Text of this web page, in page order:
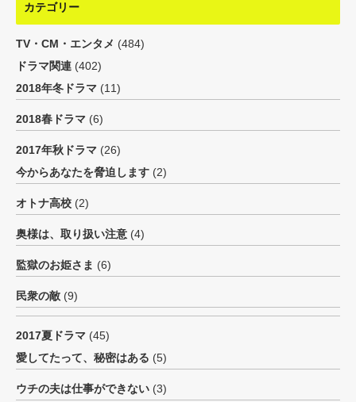
カテゴリー
TV・CM・エンタメ (484)
ドラマ関連 (402)
2018年冬ドラマ (11)
2018春ドラマ (6)
2017年秋ドラマ (26)
今からあなたを脅迫します (2)
オトナ高校 (2)
奥様は、取り扱い注意 (4)
監獄のお姫さま (6)
民衆の敵 (9)
2017夏ドラマ (45)
愛してたって、秘密はある (5)
ウチの夫は仕事ができない (3)